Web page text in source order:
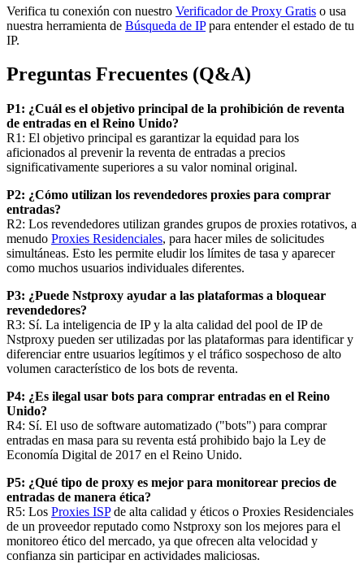
Verifica tu conexión con nuestro Verificador de Proxy Gratis o usa
nuestra herramienta de Búsqueda de IPpara entender el estado de tu
IP.
Preguntas Frecuentes (Q&A)
P1: ¿Cuál es el objetivo principal de la prohibición de reventa
de entradas en el Reino Unido?
R1: El objetivo principal es garantizar la equidad para los
aficionados al prevenir la reventa de entradas a precios
significativamente superiores a su valor nominal original.
P2: ¿Cómo utilizan los revendedores proxies para comprar
entradas?
R2: Los revendedores utilizan grandes grupos de proxies rotativos, a
menudo Proxies Residenciales, para hacer miles de solicitudes
simultáneas. Esto les permite eludir los límites de tasa y aparecer
como muchos usuarios individuales diferentes.
P3: ¿Puede Nstproxy ayudar a las plataformas a bloquear
revendedores?
R3: Sí. La inteligencia de IP y la alta calidad del pool de IP de
Nstproxy pueden ser utilizadas por las plataformas para identificar y
diferenciar entre usuarios legítimos y el tráfico sospechoso de alto
volumen característico de los bots de reventa.
P4: ¿Es ilegal usar bots para comprar entradas en el Reino
Unido?
R4: Sí. El uso de software automatizado ("bots") para comprar
entradas en masa para su reventa está prohibido bajo la Ley de
Economía Digital de 2017 en el Reino Unido.
P5: ¿Qué tipo de proxy es mejor para monitorear precios de
entradas de manera ética?
R5: Los Proxies ISPde alta calidad y éticos o Proxies Residenciales
de un proveedor reputado como Nstproxy son los mejores para el
monitoreo ético del mercado, ya que ofrecen alta velocidad y
confianza sin participar en actividades maliciosas.